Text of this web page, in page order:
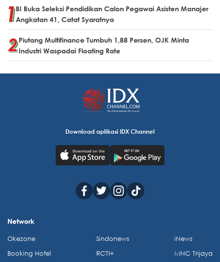
BI Buka Seleksi Pendidikan Calon Pegawai Asisten Manajer
Angkatan 41, Catat Syaratnya
Piutang Multifinance Tumbuh 1,88 Persen, OJK Minta
Industri Waspadai Floating Rate
Download aplikasi IDX Channel
Network
Okezone
Booking Hotel
Sindonews
RCTI+
iNews
MNC Trijaya